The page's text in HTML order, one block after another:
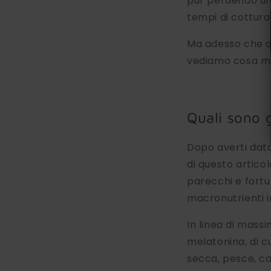
tempi di
Ma adesso che
vediamo cosa
Quali sono
Dopo averti
di questo
parecchi e
macronutrienti
In linea di
melatonina, di
secca, pesce,